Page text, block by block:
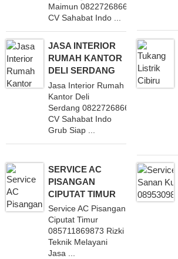
Maimun 082272686688
CV Sahabat Indo ...
JASA INTERIOR
RUMAH KANTOR
DELI SERDANG
Jasa Interior Rumah
Kantor Deli
Serdang 082272686688
CV Sahabat Indo
Grub Siap ...
SERVICE AC
PISANGAN
CIPUTAT TIMUR
Service AC Pisangan
Ciputat Timur
085711869873 Rizki
Teknik Melayani
Jasa ...